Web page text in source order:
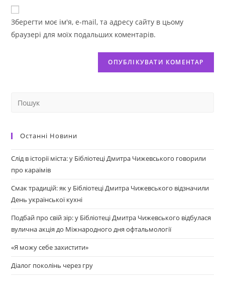
Зберегти моє ім'я, e-mail, та адресу сайту в цьому
браузері для моїх подальших коментарів.
Останні Новини
Слід в історії міста: у Бібліотеці Дмитра Чижевського говорили
про караїмів
Смак традицій: як у Бібліотеці Дмитра Чижевського відзначили
День української кухні
Подбай про свій зір: у Бібліотеці Дмитра Чижевського відбулася
вулична акція до Міжнародного дня офтальмології
«Я можу себе захистити»
Діалог поколінь через гру